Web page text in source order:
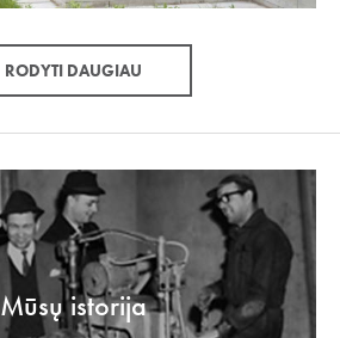
RODYTI DAUGIAU
Mūsų istorija